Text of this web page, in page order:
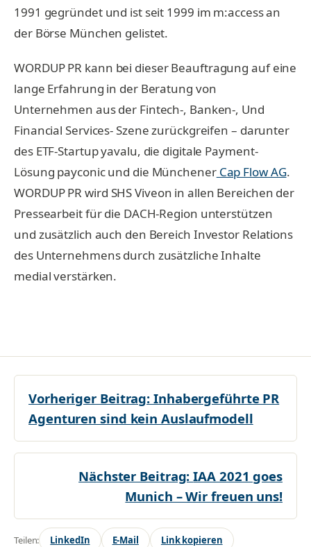
1991 gegründet und ist seit 1999 im m:access an
der Börse München gelistet.
WORDUP PR kann bei dieser Beauftragung auf eine
lange Erfahrung in der Beratung von
Unternehmen aus der Fintech-, Banken-, Und
Financial Services- Szene zurückgreifen – darunter
des ETF-Startup yavalu, die digitale Payment-
Lösung payconic und die MünchenerCap Flow AG.
WORDUP PR wird SHS Viveon in allen Bereichen der
Pressearbeit für die DACH-Region unterstützen
und zusätzlich auch den Bereich Investor Relations
des Unternehmens durch zusätzliche Inhalte
medial verstärken.
Vorheriger Beitrag: Inhabergeführte PR
Agenturen sind kein Auslaufmodell
Nächster Beitrag:IAA 2021 goes
Munich – Wir freuen uns!
Teilen: LinkedIn E-Mail Link kopieren